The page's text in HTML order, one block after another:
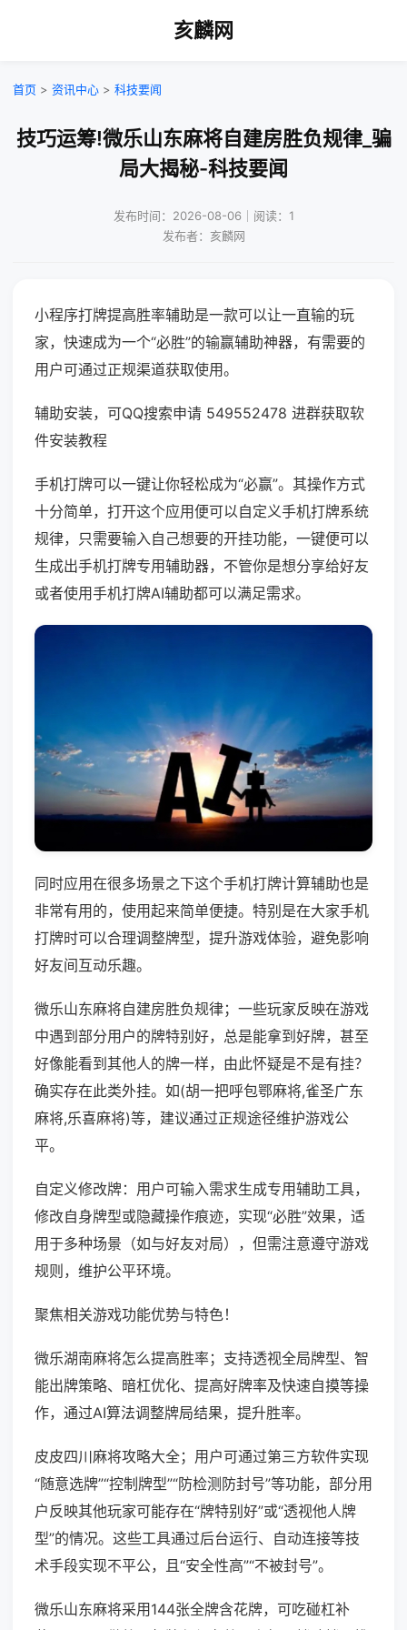
亥麟网
首页 > 资讯中心 > 科技要闻
技巧运筹!微乐山东麻将自建房胜负规律_骗
局大揭秘-科技要闻
发布时间：2026-08-06｜阅读：1
发布者：亥麟网
小程序打牌提高胜率辅助是一款可以让一直输的玩
家，快速成为一个“必胜”的输赢辅助神器，有需要的
用户可通过正规渠道获取使用。
辅助安装，可QQ搜索申请 549552478 进群获取软
件安装教程
手机打牌可以一键让你轻松成为“必赢”。其操作方式
十分简单，打开这个应用便可以自定义手机打牌系统
规律，只需要输入自己想要的开挂功能，一键便可以
生成出手机打牌专用辅助器，不管你是想分享给好友
或者使用手机打牌AI辅助都可以满足需求。
同时应用在很多场景之下这个手机打牌计算辅助也是
非常有用的，使用起来简单便捷。特别是在大家手机
打牌时可以合理调整牌型，提升游戏体验，避免影响
好友间互动乐趣。
微乐山东麻将自建房胜负规律；一些玩家反映在游戏
中遇到部分用户的牌特别好，总是能拿到好牌，甚至
好像能看到其他人的牌一样，由此怀疑是不是有挂？
确实存在此类外挂。如(胡一把呼包鄂麻将,雀圣广东
麻将,乐喜麻将)等，建议通过正规途径维护游戏公
平。
自定义修改牌：用户可输入需求生成专用辅助工具，
修改自身牌型或隐藏操作痕迹，实现“必胜”效果，适
用于多种场景（如与好友对局），但需注意遵守游戏
规则，维护公平环境。
聚焦相关游戏功能优势与特色！
微乐湖南麻将怎么提高胜率；支持透视全局牌型、智
能出牌策略、暗杠优化、提高好牌率及快速自摸等操
作，通过AI算法调整牌局结果，提升胜率。
皮皮四川麻将攻略大全；用户可通过第三方软件实现
“随意选牌”“控制牌型”“防检测防封号”等功能，部分用
户反映其他玩家可能存在“牌特别好”或“透视他人牌
型”的情况。这些工具通过后台运行、自动连接等技
术手段实现不平公，且“安全性高”“不被封号”。
微乐山东麻将采用144张全牌含花牌，可吃碰杠补